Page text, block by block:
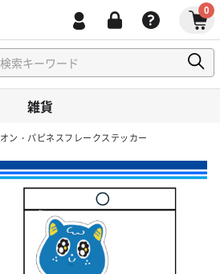
0
雑貨
ン・パピネスフレークステッカー